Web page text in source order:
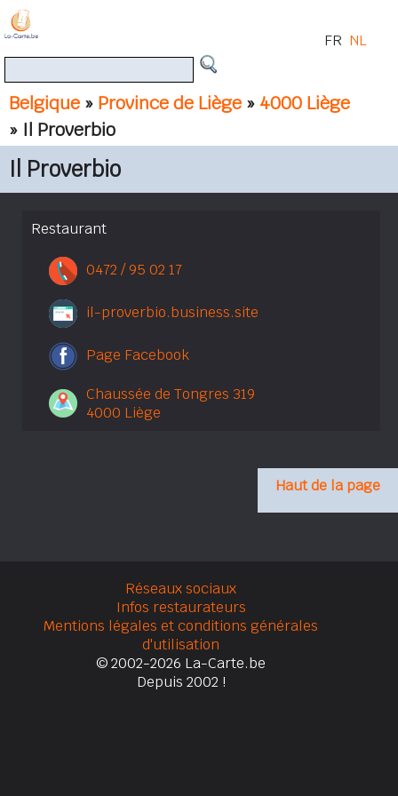
Belgique » Province de Liège » 4000 Liège
» Il Proverbio
FR NL
Il Proverbio
Restaurant
0472 / 95 02 17
il-proverbio.business.site
Page Facebook
Chaussée de Tongres 319
4000 Liège
Haut de la page
Réseaux sociaux
Infos restaurateurs
Mentions légales et conditions générales
d'utilisation
© 2002-2026 La-Carte.be
Depuis 2002 !